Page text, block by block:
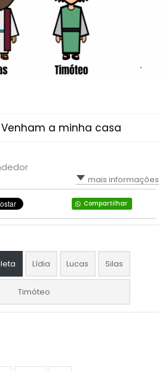
a minha casa
mais informações
Compartilhar
Lídia Lucas Silas
Timóteo